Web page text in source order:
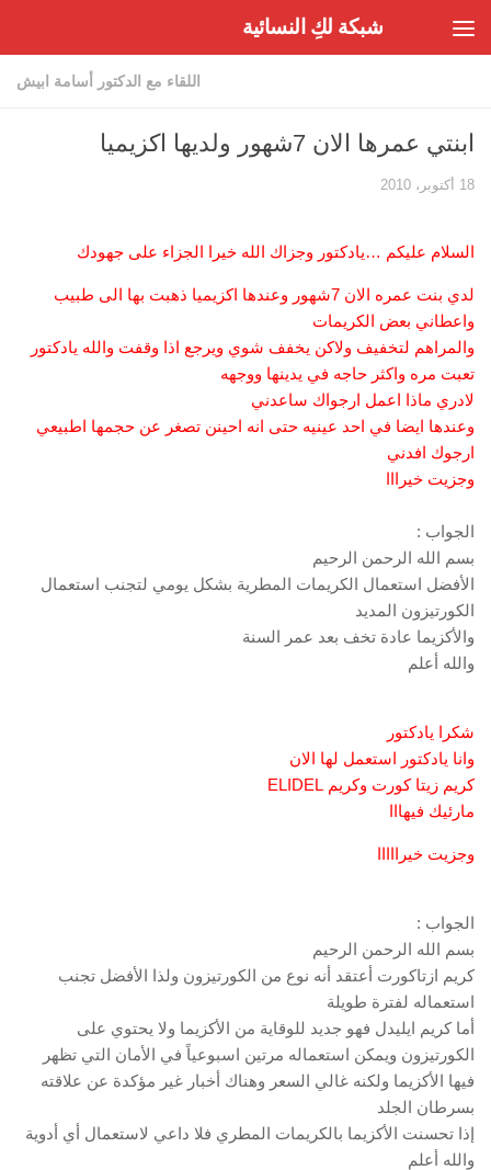
شبكة لكِ النسائية
اللقاء مع الدكتور أسامة ابيش
ابنتي عمرها الان 7شهور ولديها اكزيميا
18 أكتوبر، 2010
السلام عليكم …يادكتور وجزاك الله خيرا الجزاء على جهودك
لدي بنت عمره الان 7شهور وعندها اكزيميا ذهبت بها الى طبيب
واعطاني بعض الكريمات
والمراهم لتخفيف ولاكن يخفف شوي ويرجع اذا وقفت والله يادكتور
تعبت مره واكثر حاجه في يدينها ووجهه
لادري ماذا اعمل ارجواك ساعدني
وعندها ايضا في احد عينيه حتى انه احينن تصغر عن حجمها اطبيعي
ارجوك افدني
وجزيت خيرااا
الجواب :
بسم الله الرحمن الرحيم
الأفضل استعمال الكريمات المطرية بشكل يومي لتجنب استعمال
الكورتيزون المديد
والأكزيما عادة تخف بعد عمر السنة
والله أعلم
شكرا يادكتور
وانا يادكتور استعمل لها الان
كريم زيتا كورت وكريم ELIDEL
مارئيك فيهااا
وجزيت خيرااااا
الجواب :
بسم الله الرحمن الرحيم
كريم ازتاكورت أعتقد أنه نوع من الكورتيزون ولذا الأفضل تجنب
استعماله لفترة طويلة
أما كريم ايليدل فهو جديد للوقاية من الأكزيما ولا يحتوي على
الكورتيزون ويمكن استعماله مرتين اسبوعياً في الأمان التي تظهر
فيها الأكزيما ولكنه غالي السعر وهناك أخبار غير مؤكدة عن علاقته
بسرطان الجلد
إذا تحسنت الأكزيما بالكريمات المطري فلا داعي لاستعمال أي أدوية
والله أعلم